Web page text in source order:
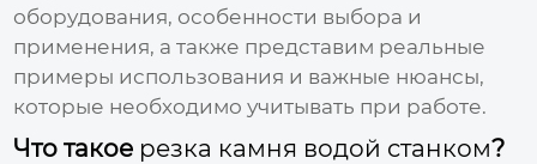
оборудования, особенности выбора и
применения, а также представим реальные
примеры использования и важные нюансы,
которые необходимо учитывать при работе.
Что такое резка камня водой станком?